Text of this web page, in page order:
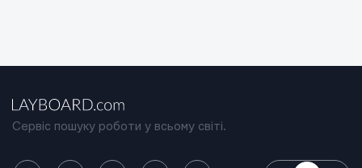
Сервіс пошуку роботи у всьому світі.